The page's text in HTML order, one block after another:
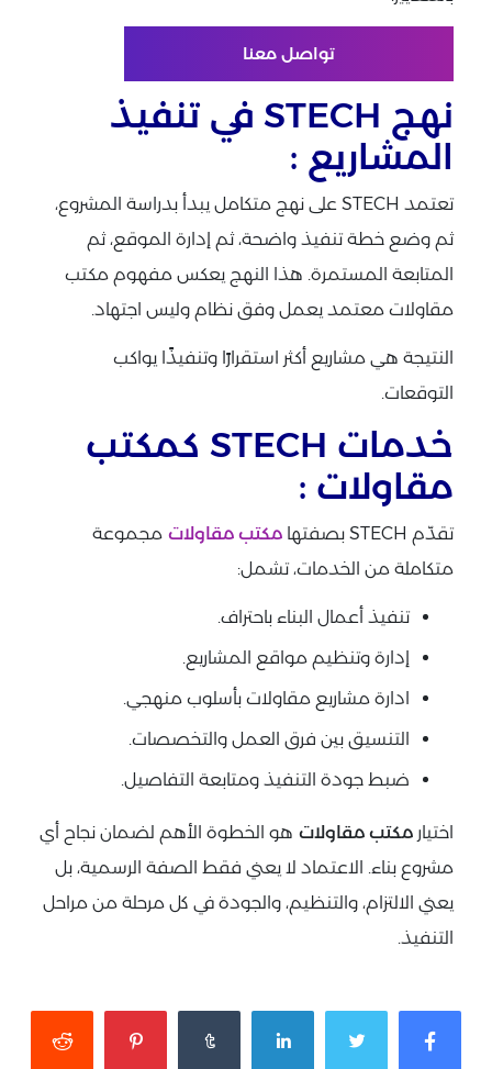
تواصل معنا
نهج STECH في تنفيذ
المشاريع :
تعتمد STECH على نهج متكامل يبدأ بدراسة المشروع،
ثم وضع خطة تنفيذ واضحة، ثم إدارة الموقع، ثم
المتابعة المستمرة. هذا النهج يعكس مفهوم مكتب
مقاولات معتمد يعمل وفق نظام وليس اجتهاد.
النتيجة هي مشاريع أكثر استقرارًا وتنفيذًا يواكب
التوقعات.
خدمات STECH كمكتب
مقاولات :
تقدّم STECH بصفتها مكتب مقاولات مجموعة
متكاملة من الخدمات، تشمل:
تنفيذ أعمال البناء باحتراف.
إدارة وتنظيم مواقع المشاريع.
ادارة مشاريع مقاولات بأسلوب منهجي.
التنسيق بين فرق العمل والتخصصات.
ضبط جودة التنفيذ ومتابعة التفاصيل.
اختيار مكتب مقاولات هو الخطوة الأهم لضمان نجاح أي
مشروع بناء. الاعتماد لا يعني فقط الصفة الرسمية، بل
يعني الالتزام، والتنظيم، والجودة في كل مرحلة من مراحل
التنفيذ.